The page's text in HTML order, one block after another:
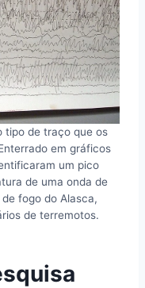
tipo de traço que os
em gráficos
um pico
de uma onda de
fogo do Alasca,
de terremotos.